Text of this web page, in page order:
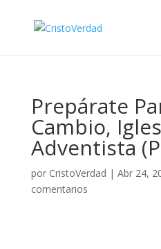
Prepárate
Cambio,
Adventista
por CristoVerdad | Abr 24,
comentarios